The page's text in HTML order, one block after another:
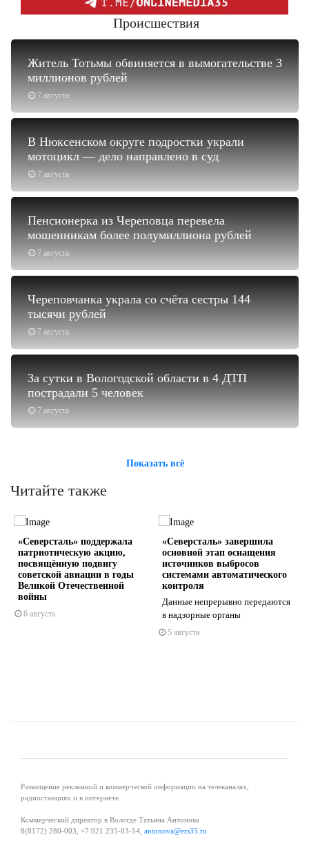
Происшествия
7 августа
Житель Тотьмы обвиняется в вымогательстве 3
миллионов рублей
7 августа
В Нюксенском округе подростки украли
мотоцикл — дело направлено в суд
7 августа
Пенсионерка из Череповца перевела
мошенникам более полумиллиона рублей
7 августа
Череповчанка украла со счёта сестры 144
тысячи рублей
7 августа
За сутки в Вологодской области в 4 ДТП
пострадали 5 человек
Показать всё
Читайте также
«Северсталь» поддержала
патриотическую акцию,
посвящённую подвигу
советской авиации в годы
Великой Отечественной
войны
6 августа
«Северсталь» завершила
основной этап оснащения
источников выбросов
системами автоматического
контроля
Данные непрерывно передаются
в надзорные органы
5 августа
Размещение рекламной и коммерческой информации на телеканалах,
радиостанциях и в интернете.
Коммерческий директор в Вологде Татьяна Антонова
8(8172) 280-003, +7 921 235-03-54, antonova@ers35.ru